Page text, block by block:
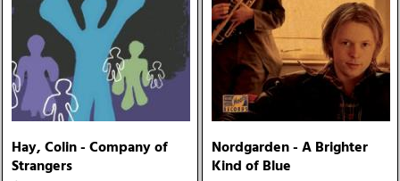
Hay, Colin - Company of
Strangers
Nordgarden - A Brighter
Kind of Blue